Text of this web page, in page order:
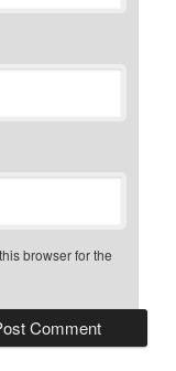
browser for the